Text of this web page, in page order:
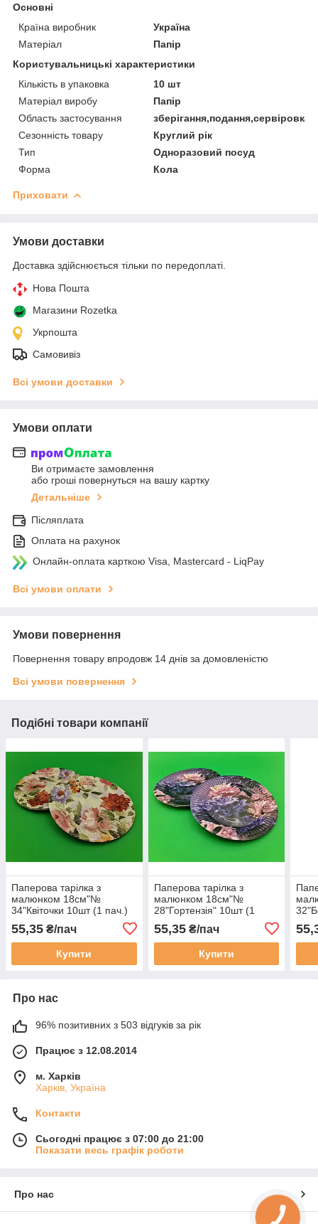
Основні
Країна виробник
Україна
Матеріал
Папір
Користувальницькі характеристики
Кількість в упаковка
10 шт
Матеріал виробу
Папір
Область застосування
зберігання,подання,сервіровка
Сезонність товару
Круглий рік
Тип
Одноразовий посуд
Форма
Кола
Приховати
Умови доставки
Доставка здійснюється тільки по передоплаті.
Нова Пошта
Магазини Rozetka
Укрпошта
Самовивіз
Всі умови доставки
Умови оплати
Ви отримаєте замовлення
або гроші повернуться на вашу картку
Детальніше
Післяплата
Оплата на рахунок
Онлайн-оплата карткою Visa, Mastercard - LiqPay
Всі умови оплати
Умови повернення
Повернення товару впродовж 14 днів за домовленістю
Всі умови повернення
Подібні товари компанії
Паперова тарілка з
малюнком 18см"№
34"Квіточки 10шт (1 пач.)
55,35 ₴/пач
Купити
Паперова тарілка з
малюнком 18см"№
28"Гортензія" 10шт (1
55,35₴/пач
Купити
Про нас
96% позитивних з 503 відгуків за рік
Працює з 12.08.2014
м. Харків
Харків, Україна
Контакти
Сьогодні працює з 07:00 до 21:00
Показати весь графік роботи
Про нас